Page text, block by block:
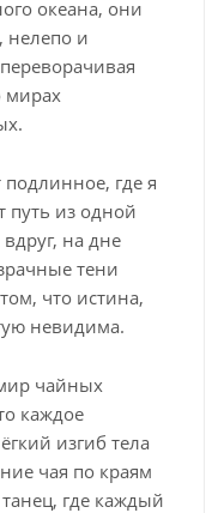
океана, они
нелепо и
мирах
подлинное, где я
путь из одной
на дне
тени
что истина,
невидима.
чайных
каждое
изгиб тела
чая по краям
где каждый